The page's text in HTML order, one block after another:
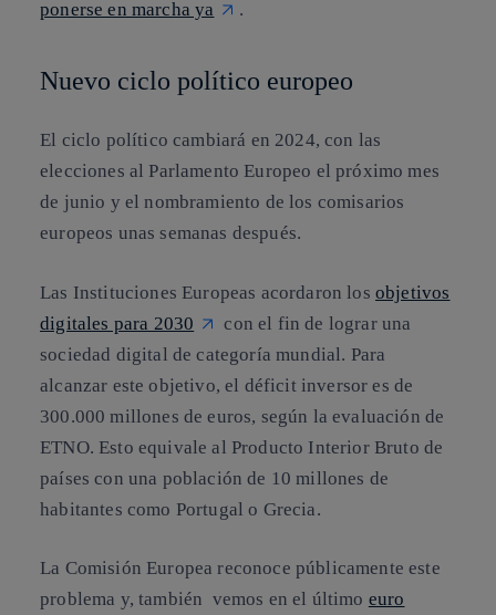
ponerse en marcha ya
.
Nuevo ciclo político europeo
El ciclo político cambiará en 2024, con las
elecciones al Parlamento Europeo el próximo mes
de junio y el nombramiento de los comisarios
europeos unas semanas después.
Las Instituciones Europeas acordaron los objetivos
digitales para 2030
con el fin de lograr una
sociedad digital de categoría mundial. Para
alcanzar este objetivo, el déficit inversor es de
300.000 millones de euros, según la evaluación de
ETNO. Esto equivale al Producto Interior Bruto de
países con una población de 10 millones de
habitantes como Portugal o Grecia.
La Comisión Europea reconoce públicamente este
problema y, también vemos en el último euro